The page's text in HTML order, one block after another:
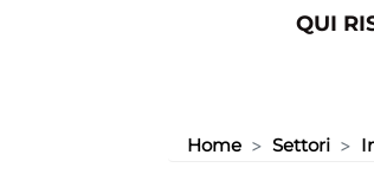
QUI
Home Settori